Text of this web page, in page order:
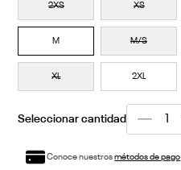
2XS XS
M M/S
XL 2XL
Conoce nuestrosmétodos de pago